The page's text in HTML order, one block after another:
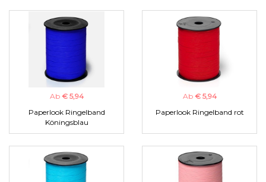
Ab € 5,94
Paperlook Ringelband
Köningsblau
Ab € 5,94
Paperlook Ringelband rot